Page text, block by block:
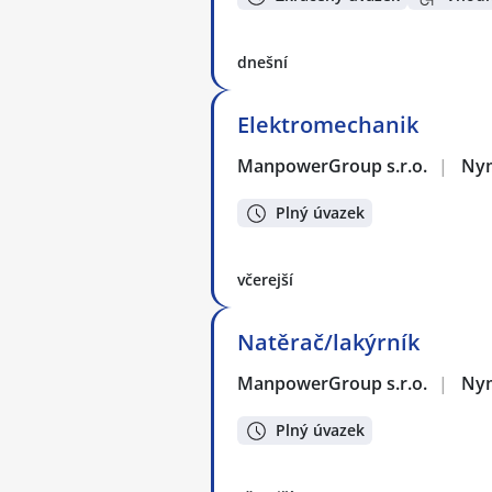
dnešní
Elektromechanik
ManpowerGroup s.r.o. |
Plný úvazek
včerejší
Natěrač/lakýrník
ManpowerGroup s.r.o. |
Plný úvazek